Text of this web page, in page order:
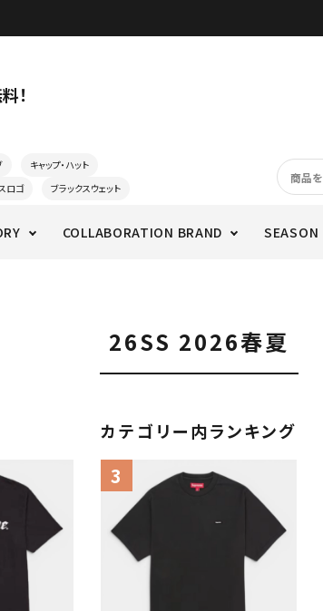
！
キャップ・ハット
ロゴ ブラックスウェット
COLLABORATION BRAND SEASON
26SS 2026春夏
カテゴリー内ランキング